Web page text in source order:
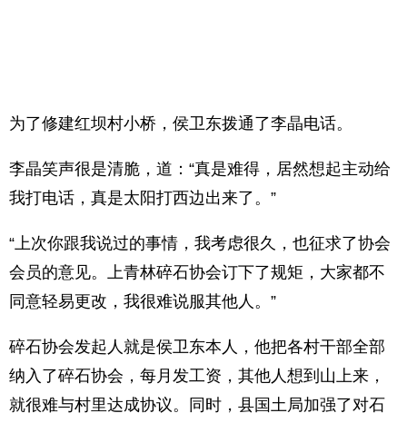
为了修建红坝村小桥，侯卫东拨通了李晶电话。
李晶笑声很是清脆，道：“真是难得，居然想起主动给
我打电话，真是太阳打西边出来了。”
“上次你跟我说过的事情，我考虑很久，也征求了协会
会员的意见。上青林碎石协会订下了规矩，大家都不
同意轻易更改，我很难说服其他人。”
碎石协会发起人就是侯卫东本人，他把各村干部全部
纳入了碎石协会，每月发工资，其他人想到山上来，
就很难与村里达成协议。同时，县国土局加强了对石